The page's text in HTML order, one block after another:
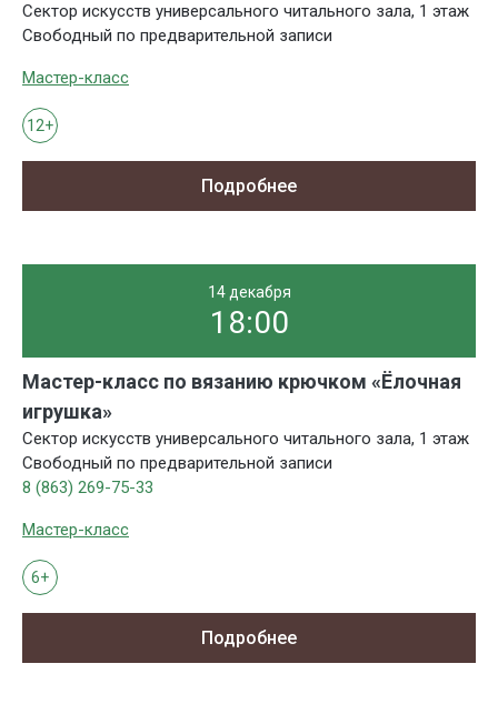
Сектор искусств универсального читального зала, 1 этаж
Свободный по предварительной записи
Мастер-класс
12+
Подробнее
14 декабря
18:00
Мастер-класс по вязанию крючком «Ёлочная
игрушка»
Сектор искусств универсального читального зала, 1 этаж
Свободный по предварительной записи
8 (863) 269-75-33
Мастер-класс
6+
Подробнее